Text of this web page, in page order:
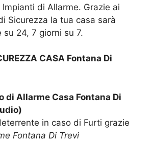
di Allarme. Grazie ai
Sicurezza la tua casa sarà
24, 7 giorni su 7.
CASA Fontana Di
di Allarme Casa Fontana Di
in caso di Furti grazie
Fontana Di Trevi